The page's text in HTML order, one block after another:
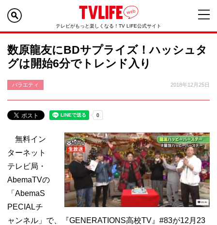
テレビがもっと楽しくなる！TV LIFE公式サイト
数原龍友にBDサプライズ！ハッシュタ
グは開始6分でトレンド入り
バラエティ 2018年12月25日
無料イン
ターネット
テレビ局・
AbemaTVの
「AbemaS
PECIALチ
ャンネル」で、『GENERATIONS高校TV』#83が12月23